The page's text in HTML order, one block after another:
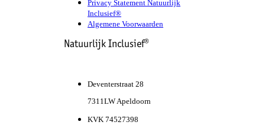
Privacy Statement Natuurlijk
Inclusief®
Algemene Voorwaarden
Natuurlijk Inclusief®
Deventerstraat 28
7311LW Apeldoorn
KVK 74527398